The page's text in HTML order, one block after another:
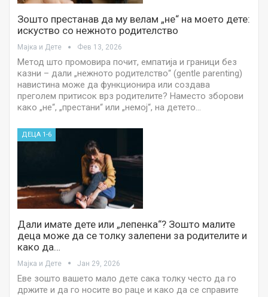
Зошто престанав да му велам „не“ на моето дете:
искуство со нежното родителство
Мајка и Дете Фев 13, 2026
Метод што промовира почит, емпатија и граници без
казни – дали „нежното родителство“ (gentle parenting)
навистина може да функционира или создава
преголем притисок врз родителите? Наместо зборови
како „не“, „престани“ или „немој“, на детето…
ДЕЦА 1-6
Дали имате дете или „лепенка“? Зошто малите
деца може да се толку залепени за родителите и
како да…
Мајка и Дете Јан 29, 2026
Еве зошто вашето мало дете сака толку често да го
држите и да го носите во раце и како да се справите